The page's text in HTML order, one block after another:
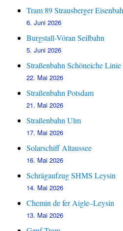
Tram 89 Strausberger
6. Juni 2026
Burgstall-Vöran Seilbahn
5. Juni 2026
Straßenbahn Schöneiche Linie
22. Mai 2026
Straßenbahn Potsdam
21. Mai 2026
Straßenbahn Ulm
17. Mai 2026
Solarschiff Altaussee
16. Mai 2026
Schrägaufzug SHMS Leysin
14. Mai 2026
Chemin de fer Aigle–Leysin
13. Mai 2026